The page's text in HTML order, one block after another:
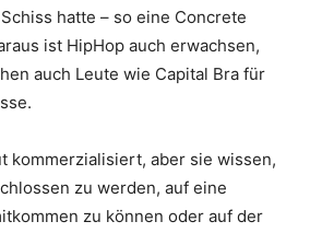
hatte – so eine Concrete
ist HipHop auch erwachsen,
auch Leute wie Capital Bra für
kommerzialisiert, aber sie wissen,
zu werden, auf eine
zu können oder auf der